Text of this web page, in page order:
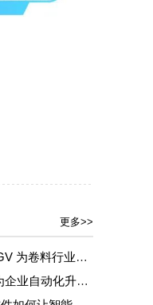
更多>>
行业案例 | 航发机器人卷料搬运重载AGV 为卷料行业运输难题“卷”出高效解决方案
3D Sorter Mini应用解析：为什么它成为企业自动化升级的第一步？